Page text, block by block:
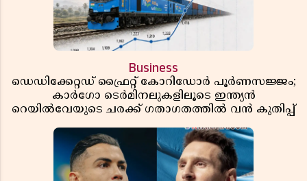
Business
ഡെഡിക്കേറ്റഡ് ഫ്രൈറ്റ് കോറിഡോർ പൂർണസജ്ജം;
കാർഗോ ടെർമിനലുകളിലൂടെ ഇന്ത്യൻ
റെയിൽവേയുടെ ചരക്ക് ഗതാഗതത്തിൽ വൻ കുതിപ്പ്